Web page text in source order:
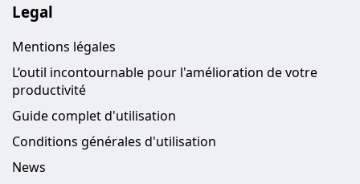
Legal
Mentions légales
L’outil incontournable pour l'amélioration de votre
productivité
Guide complet d'utilisation
Conditions générales d'utilisation
News